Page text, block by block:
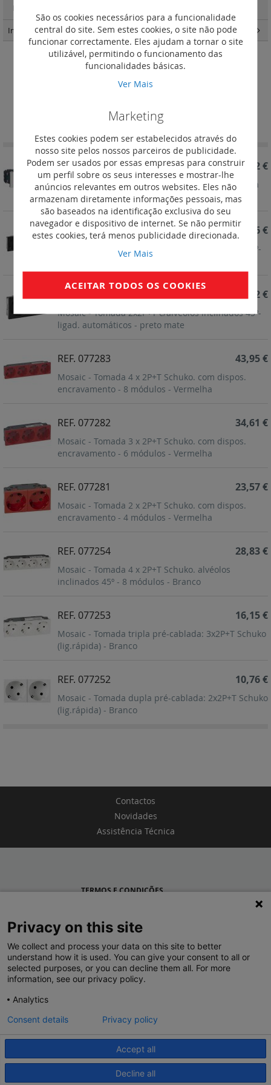
Tomadas 2P+T pré-cabladas -
ligadores automáticos
REF. 077222
Tomada Mosaic Especial DLP - 2x 2P+T - Vermelha
23,72 €
REF. 079373L
Mosaic - Tomada 3x2P+T c/alvéolos inclinados 45º-
ligad. automáticos - preto mate
24,86 €
Mosaic - Tomada 2x2P+T c/alvéolos inclinados 45º-
ligad. automáticos - preto mate
18,32 €
REF. 077283
Mosaic - Tomada 4 x 2P+T Schuko. com dispos.
encravamento - 8 módulos - Vermelha
43,95 €
REF. 077282
Mosaic - Tomada 3 x 2P+T Schuko. com dispos.
encravamento - 6 módulos - Vermelha
34,61 €
REF. 077281
Mosaic - Tomada 2 x 2P+T Schuko. com dispos.
encravamento - 4 módulos - Vermelha
23,57 €
REF. 077254
Mosaic - Tomada 4 x 2P+T Schuko. alvéolos
inclinados 45º - 8 módulos - Branco
28,83 €
REF. 077253
Mosaic - Tomada tripla pré-cablada: 3x2P+T Schuko
(lig.rápida) - Branco
16,15 €
REF. 077252
Mosaic - Tomada dupla pré-cablada: 2x2P+T Schuko
(lig.rápida) - Branco
10,76 €
Funções para sinalização luminosa
IncaraTM(162)
Contactos
Novidades
Assistência Técnica
São os cookies necessários para a funcionalidade
central do site. Sem estes cookies, o site não pode
funcionar correctamente. Eles ajudam a tornar o site
utilizável, permitindo o funcionamento das
funcionalidades básicas.
Ver Mais
Marketing
Estes cookies podem ser estabelecidos através do
nosso site pelos nossos parceiros de publicidade.
Podem ser usados por essas empresas para construir
um perfil sobre os seus interesses e mostrar-lhe
anúncios relevantes em outros websites. Eles não
armazenam diretamente informações pessoais, mas
são baseados na identificação exclusiva do seu
navegador e dispositivo de internet. Se não permitir
estes cookies, terá menos publicidade direcionada.
Ver Mais
ACEITAR TODOS OS COOKIES
TERMOS E CONDIÇÕES
LEGRAND PORTUGAL
GRUPO LEGRAND NO MUNDO
© 2020 Legrand. Todos os direitos reservados.
Privacy on this site
We collect and process your data on this site to better
understand how it is used. You can give your consent to all or
selected purposes, or you can decline them all. For more
information, see our privacy policy.
Analytics
Accept all
Decline all
Consent details Privacy policy